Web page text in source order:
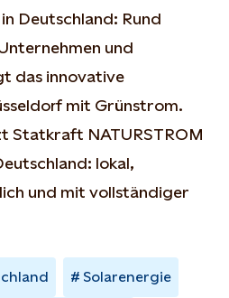
Deutschland: Rund
und
das innovative
mit Grünstrom.
Statkraft NATURSTROM
lokal,
und mit vollständiger
Solarenergie